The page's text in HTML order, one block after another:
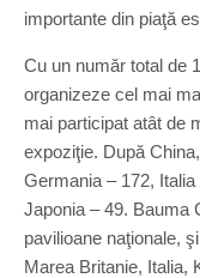
importante din piaţă
Cu un număr total de
organizeze cel mai
mai participat atât de
expoziţie. După
Germania – 172,
Japonia – 49. Bauma
pavilioane naţionale,
Marea Britanie, Italia,